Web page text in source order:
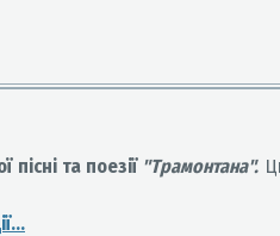
пісні та поезії "Трамонтана".